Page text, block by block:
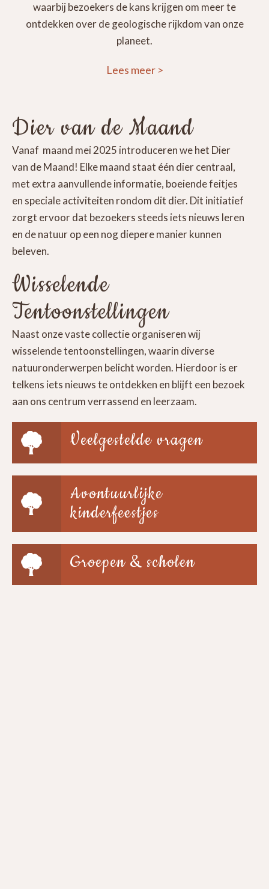
waarbij bezoekers de kans krijgen om meer te
ontdekken over de geologische rijkdom van onze
planeet.
Lees meer >
Dier van de Maand
Vanaf maand mei 2025 introduceren we het Dier
van de Maand! Elke maand staat één dier centraal,
met extra aanvullende informatie, boeiende feitjes
en speciale activiteiten rondom dit dier. Dit initiatief
zorgt ervoor dat bezoekers steeds iets nieuws leren
en de natuur op een nog diepere manier kunnen
beleven.
Wisselende
Tentoonstellingen
Naast onze vaste collectie organiseren wij
wisselende tentoonstellingen, waarin diverse
natuuronderwerpen belicht worden. Hierdoor is er
telkens iets nieuws te ontdekken en blijft een bezoek
aan ons centrum verrassend en leerzaam.
Veelgestelde vragen
Avontuurlijke
kinderfeestjes
Groepen & scholen